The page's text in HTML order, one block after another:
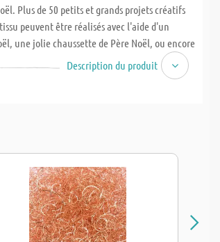
Plus de 50 petits et grands projets créatifs
peuvent être réalisés avec l'aide d'un
une jolie chaussette de Père Noël, ou encore
Hardcover, 108 pages, 26,5 x 20 cm.
UNIQUEMENT en allemand. Ils ne seront NI
Description du produit